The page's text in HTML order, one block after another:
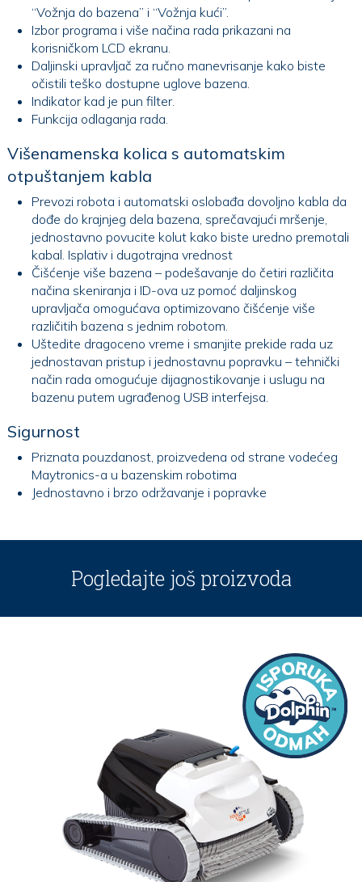
“Vožnja do bazena” i “Vožnja kući”.
Izbor programa i više načina rada prikazani na
korisničkom LCD ekranu.
Daljinski upravljač za ručno manevrisanje kako biste
očistili teško dostupne uglove bazena.
Indikator kad je pun filter.
Funkcija odlaganja rada.
Višenamenska kolica s automatskim
otpuštanjem kabla
Prevozi robota i automatski oslobađa dovoljno kabla da
dođe do krajnjeg dela bazena, sprečavajući mršenje,
jednostavno povucite kolut kako biste uredno premotali
kabal. Isplativ i dugotrajna vrednost
Čišćenje više bazena – podešavanje do četiri različita
načina skeniranja i ID-ova uz pomoć daljinskog
upravljača omogućava optimizovano čišćenje više
različitih bazena s jednim robotom.
Uštedite dragoceno vreme i smanjite prekide rada uz
jednostavan pristup i jednostavnu popravku – tehnički
način rada omogućuje dijagnostikovanje i uslugu na
bazenu putem ugrađenog USB interfejsa.
Sigurnost
Priznata pouzdanost, proizvedena od strane vodećeg
Maytronics-a u bazenskim robotima
Jednostavno i brzo održavanje i popravke
Pogledajte još proizvoda